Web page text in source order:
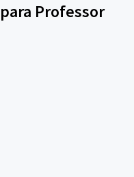
Professor